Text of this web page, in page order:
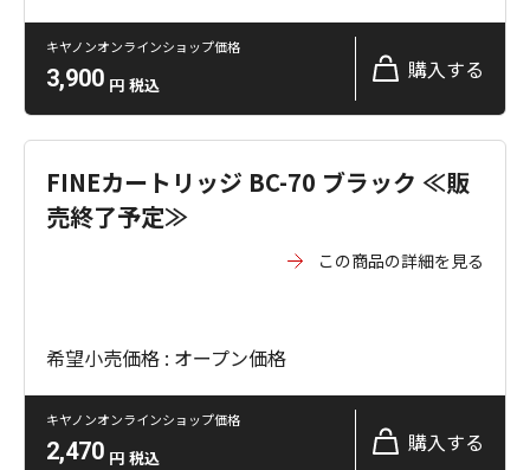
キヤノンオンラインショップ価格
3,900 円 税込
購入する
FINEカートリッジ BC-70 ブラック ≪販
売終了予定≫
この商品の詳細を見る
希望小売価格 : オープン価格
キヤノンオンラインショップ価格
2,470 円 税込
購入する